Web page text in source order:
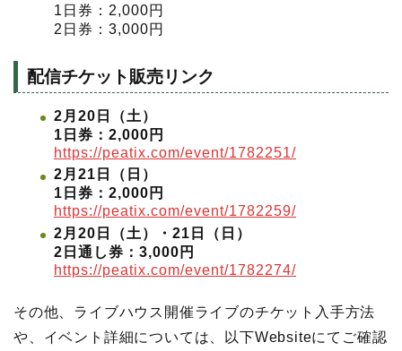
1日券：2,000円
2日券：3,000円
配信チケット販売リンク
2月20日（土）
1日券：2,000円
https://peatix.com/event/1782251/
2月21日（日）
1日券：2,000円
https://peatix.com/event/1782259/
2月20日（土）・21日（日）
2日通し券：3,000円
https://peatix.com/event/1782274/
その他、ライブハウス開催ライブのチケット入手方法
や、イベント詳細については、以下Websiteにてご確認